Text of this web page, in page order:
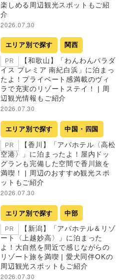
楽しめる周辺観光スポットもご紹
介
2026.07.30
エリア別で探す 関西
PR
【和歌山】「わんわんパラダ
イス プレミア 南紀白浜」に泊まっ
たよ！プライベート感満載のヴィ
ラで充実のリゾートステイ！ | 周
辺観光情報もご紹介
2026.07.30
エリア別で探す 中国・四国
PR
【香川】「アパホテル〈高松
空港〉」に泊まったよ！屋内ドッ
グランも完備した空間で香川旅を
満喫！ | 周辺のおすすめ観光スポ
ットもご紹介
2026.07.30
エリア別で探す 中部
PR
【新潟】「アパホテル＆リゾ
ート〈上越妙高〉」に泊まった
よ！大自然を間近で感じながらの
リゾート旅を満喫 | 愛犬同伴OKの
周辺観光スポットもご紹介
2026.07.30